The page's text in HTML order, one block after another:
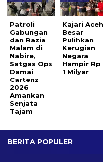
Patroli
Gabungan
dan Razia
Malam di
Nabire,
Satgas Ops
Damai
Cartenz
2026
Amankan
Senjata
Tajam
Kajari Aceh
Besar
Pulihkan
Kerugian
Negara
Hampir Rp
1 Milyar
BERITA POPULER